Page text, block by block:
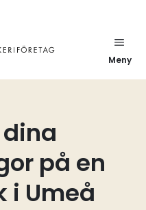
Meny
på en
i Umeå